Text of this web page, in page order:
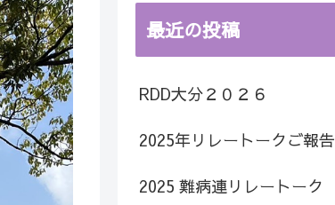
最近の投稿
RDD大分２０２６
2025年リレートークご報告
2025 難病連リレートーク